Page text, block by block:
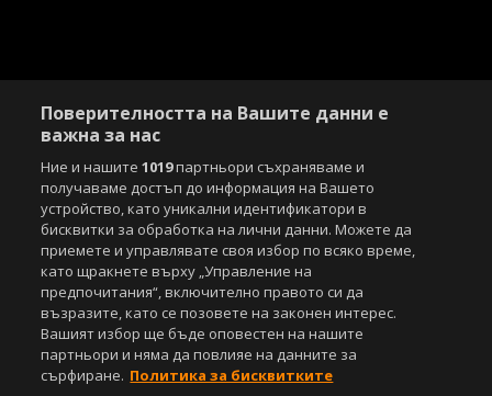
Поверителността на Вашите данни е
важна за нас
Ние и нашите1019партньори съхраняваме и
получаваме достъп до информация на Вашето
устройство, като уникални идентификатори в
бисквитки за обработка на лични данни. Можете да
приемете и управлявате своя избор по всяко време,
като щракнете върху „Управление на
предпочитания“, включително правото си да
възразите, като се позовете на законен интерес.
Вашият избор ще бъде оповестен на нашите
партньори и няма да повлияе на данните за
сърфиране. Политика за бисквитките